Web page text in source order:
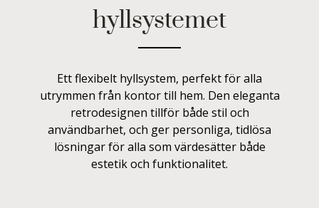
hyllsystemet
Ett flexibelt hyllsystem, perfekt för alla
utrymmen från kontor till hem. Den eleganta
retrodesignen tillför både stil och
användbarhet, och ger personliga, tidlösa
lösningar för alla som värdesätter både
estetik och funktionalitet.